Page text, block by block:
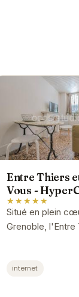
Entre Thiers
Vous -
★★★★★
Situé en plein
Grenoble, l'Entre
idéal pour
internet